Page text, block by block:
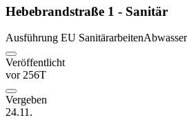
Hebebrandstraße 1 - Sanitär
Ausführung EU Sanitärarbeiten
Veröffentlicht
vor 256T
Vergeben
24.11.